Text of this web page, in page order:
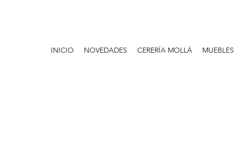
INICIO NOVEDADES CERERÍA MOLLÁ MUEBLES